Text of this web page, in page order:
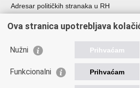
Adresar političkih stranaka u RH
Besplatni telefoni javne uprave
Važne poveznice
Vlada Republike Hrvatske
Ova stranica upotrebljava
Nužni Prihvaćam
Funkcionalni Prihvaćam